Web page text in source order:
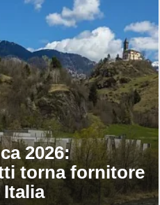
2026:
torna fornitore